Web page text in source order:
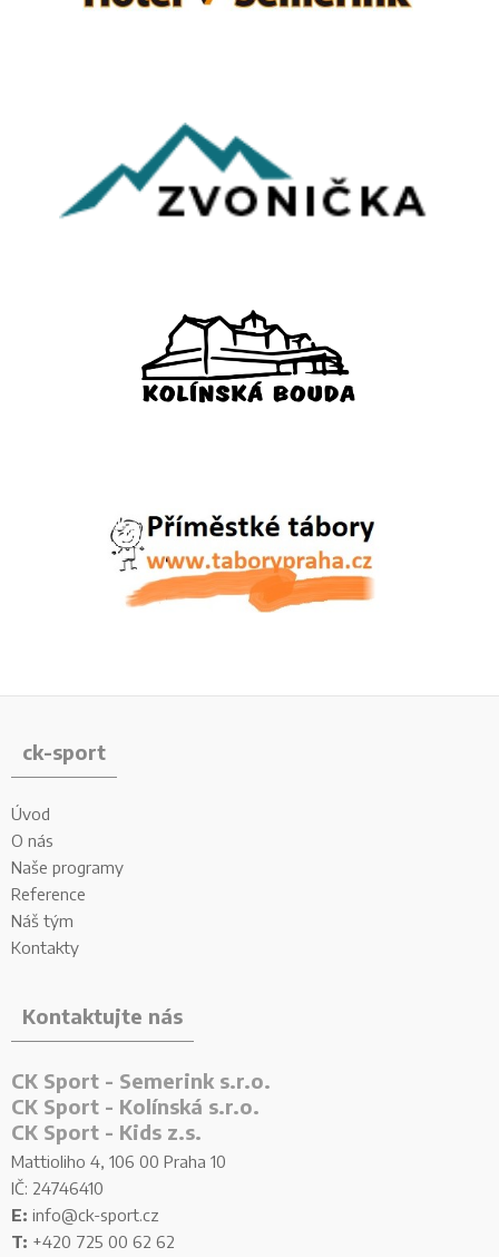
ck-sport
Úvod
O nás
Naše programy
Reference
Náš tým
Kontakty
Kontaktujte nás
CK Sport - Semerink s.r.o.
CK Sport - Kolínská s.r.o.
CK Sport - Kids z.s.
Mattioliho 4, 106 00 Praha 10
IČ: 24746410
E: info@ck-sport.cz
T: +420 725 00 62 62